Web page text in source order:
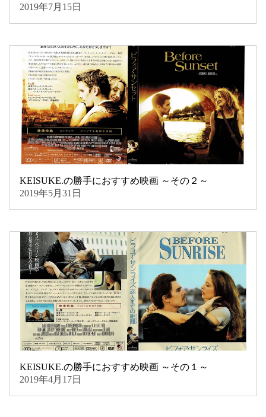
2019年7月15日
KEISUKE.の勝手におすすめ映画 ～その２～
2019年5月31日
KEISUKE.の勝手におすすめ映画 ～その１～
2019年4月17日